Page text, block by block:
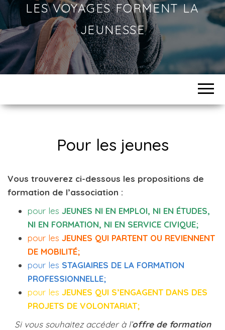
LES VOYAGES FORMENT LA
JEUNESSE
Pour les jeunes
Vous trouverez ci-dessous les propositions de
formation de l’association :
pour les JEUNES NI EN EMPLOI, NI EN ÉTUDES,
NI EN FORMATION, NI EN SERVICE CIVIQUE;
pour les JEUNES QUI PARTENT OU REVIENNENT
DE MOBILITÉ;
pour les STAGIAIRES DE LA FORMATION
PROFESSIONNELLE;
pour les JEUNES QUI S’ENGAGENT DANS DES
PROJETS DE VOLONTARIAT;
Si vous souhaitez accéder à l’offre de formation